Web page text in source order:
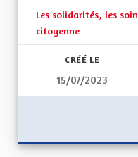
Filtrer les résultats de
Les solidarités, les
citoyenne
CRÉÉ LE
15/07/2023